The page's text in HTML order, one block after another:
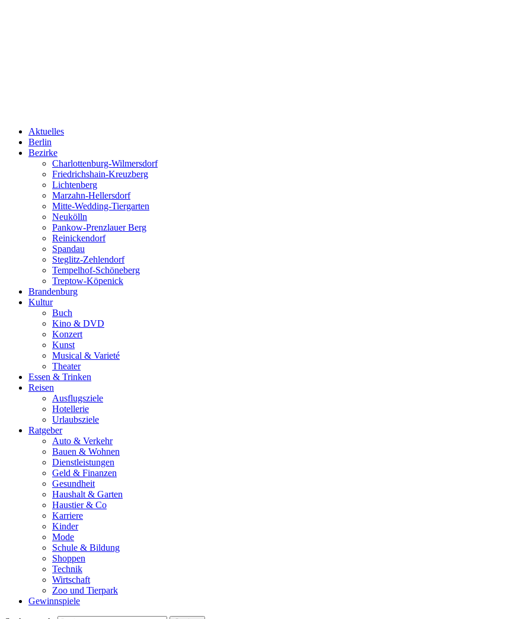
Aktuelles
Berlin
Bezirke
Charlottenburg-Wilmersdorf
Friedrichshain-Kreuzberg
Lichtenberg
Marzahn-Hellersdorf
Mitte-Wedding-Tiergarten
Neukölln
Pankow-Prenzlauer Berg
Reinickendorf
Spandau
Steglitz-Zehlendorf
Tempelhof-Schöneberg
Treptow-Köpenick
Brandenburg
Kultur
Buch
Kino & DVD
Konzert
Kunst
Musical & Varieté
Theater
Essen & Trinken
Reisen
Ausflugsziele
Hotellerie
Urlaubsziele
Ratgeber
Auto & Verkehr
Bauen & Wohnen
Dienstleistungen
Geld & Finanzen
Gesundheit
Haushalt & Garten
Haustier & Co
Karriere
Kinder
Mode
Schule & Bildung
Shoppen
Technik
Wirtschaft
Zoo und Tierpark
Gewinnspiele